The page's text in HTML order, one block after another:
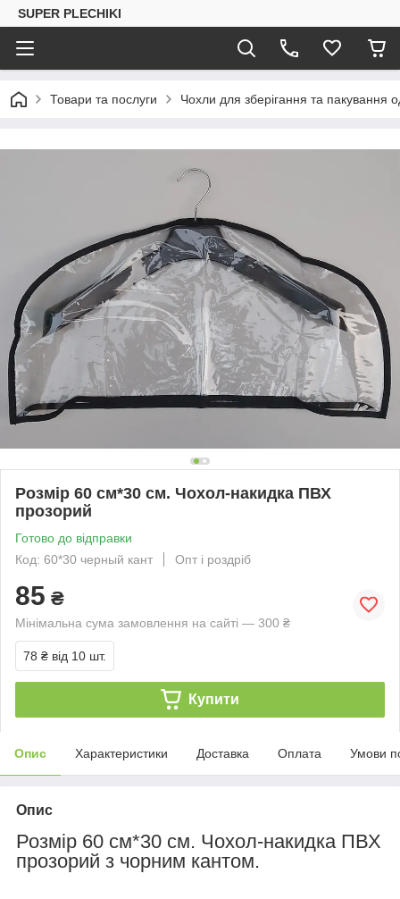
SUPER PLECHIKI
Товари та послуги Чохли для зберігання та пакування
Розмір 60 см*30 см. Чохол-накидка ПВХ
прозорий
Готово до відправки
Код: 60*30 черный кант
Опт і роздріб
85 ₴
Мінімальна сума замовлення на сайті — 300 ₴
78 ₴ від 10 шт.
Купити
Опис Характеристики Доставка Оплата Умови
Опис
Розмір 60 см*30 см. Чохол-накидка ПВХ
прозорий з чорним кантом.